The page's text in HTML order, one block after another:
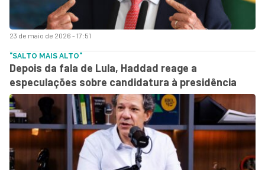
23 de maio de 2026 - 17:51
"SALTO MAIS ALTO"
Depois da fala de Lula, Haddad reage a
especulações sobre candidatura à presidência